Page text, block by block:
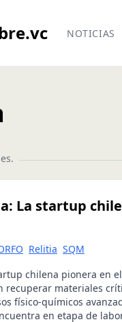
NOTICIAS
.
La startup
Relitia SQM
chilena pionera en
recuperar materiales
físico-químicos
en etapa de